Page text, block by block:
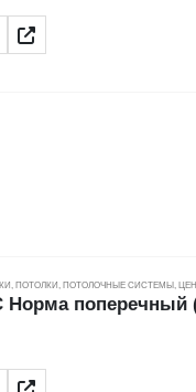
, ПОТОЛКИ, ПОТОЛОЧНЫЕ СИСТЕМЫ ,
поперечный